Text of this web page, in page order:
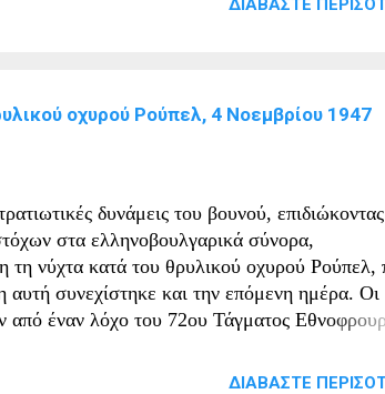
προσωπικότητες της σύγχρονης ελληνικής
στη Λευκωσία και κατατάχθηκε στη
Ευελπίδων, από την οποία αποφοίτησε το
Μικρασιατική Εκστρατεία, ενώ την περίοδο
στο μέτωπο της Αλβανίας κατά τον
Την περί...
ΔΙΑΒΆΣΤΕ
οχυρού Ρούπελ, 4 Νοεμβρίου 1947
δυνάμεις του βουνού,
στα ελληνοβουλγαρικά σύνορα,
τη νύχτα κατά του θρυλικού οχυρού Ρούπελ,
συνεχίστηκε και την επόμενη ημέρα. Οι
από έναν λόχο του 72ου Τάγματος
κατά τη διάρκεια της μάχης.
ΔΙΑΒΆΣΤΕ